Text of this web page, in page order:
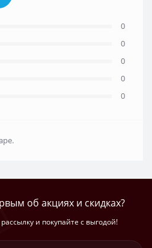
0
0
0
0
0
об акциях и скидках?
и покупайте с выгодой!